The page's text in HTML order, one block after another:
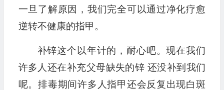
一旦了解原因，我们完全可以通过净化疗愈
逆转不健康的指甲。
补锌这个以年计的，耐心吧。现在我们
许多人还在补充父母缺失的锌 还没补到我们
呢。排毒期间许多人指甲还会反复出现白斑